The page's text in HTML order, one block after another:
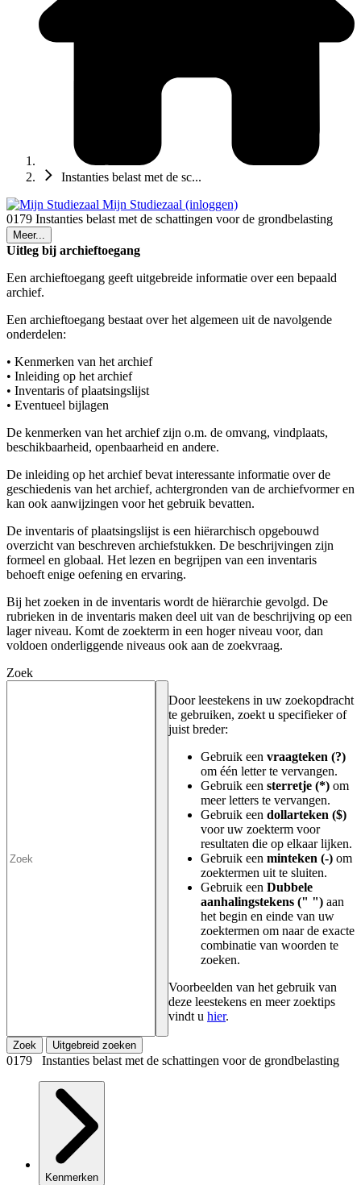
Instanties belast met de sc...
Mijn Studiezaal (inloggen)
0179 Instanties belast met de schattingen voor de grondbelasting
Meer...
Uitleg bij archieftoegang
Een archieftoegang geeft uitgebreide informatie over een bepaald
archief.
Een archieftoegang bestaat over het algemeen uit de navolgende
onderdelen:
• Kenmerken van het archief
• Inleiding op het archief
• Inventaris of plaatsingslijst
• Eventueel bijlagen
De kenmerken van het archief zijn o.m. de omvang, vindplaats,
beschikbaarheid, openbaarheid en andere.
De inleiding op het archief bevat interessante informatie over de
geschiedenis van het archief, achtergronden van de archiefvormer en
kan ook aanwijzingen voor het gebruik bevatten.
De inventaris of plaatsingslijst is een hiërarchisch opgebouwd
overzicht van beschreven archiefstukken. De beschrijvingen zijn
formeel en globaal. Het lezen en begrijpen van een inventaris
behoeft enige oefening en ervaring.
Bij het zoeken in de inventaris wordt de hiërarchie gevolgd. De
rubrieken in de inventaris maken deel uit van de beschrijving op een
lager niveau. Komt de zoekterm in een hoger niveau voor, dan
voldoen onderliggende niveaus ook aan de zoekvraag.
Zoek
Door leestekens in uw zoekopdracht
te gebruiken, zoekt u specifieker of
juist breder:
Gebruik een vraagteken (?)
om één letter te vervangen.
Gebruik een sterretje (*) om
meer letters te vervangen.
Gebruik een dollarteken ($)
voor uw zoekterm voor
resultaten die op elkaar lijken.
Gebruik een minteken (-) om
zoektermen uit te sluiten.
Gebruik een Dubbele
aanhalingstekens (" ") aan
het begin en einde van uw
zoektermen om naar de exacte
combinatie van woorden te
zoeken.
Voorbeelden van het gebruik van
deze leestekens en meer zoektips
vindt u hier.
Zoek Uitgebreid zoeken
0179 Instanties belast met de schattingen voor de grondbelasting
Kenmerken